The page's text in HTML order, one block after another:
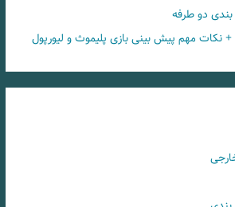
دو طرفه
+ نکات مهم پیش بینی بازی پلیموث و لیورپول